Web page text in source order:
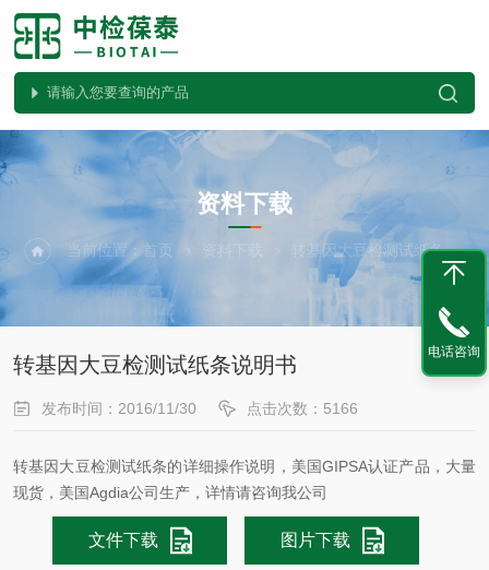
DOWNLOAD
资料下载
当前位置：首页 转基因大豆检测试纸条说明书
转基因大豆检测试纸条说明书
发布时间：2016/11/30 点击次数：5166
转基因大豆检测试纸条的详细操作说明，美国GIPSA认证产品，大量
现货，美国Agdia公司生产，详情请咨询我公司
文件下载 图片下载
电话咨询